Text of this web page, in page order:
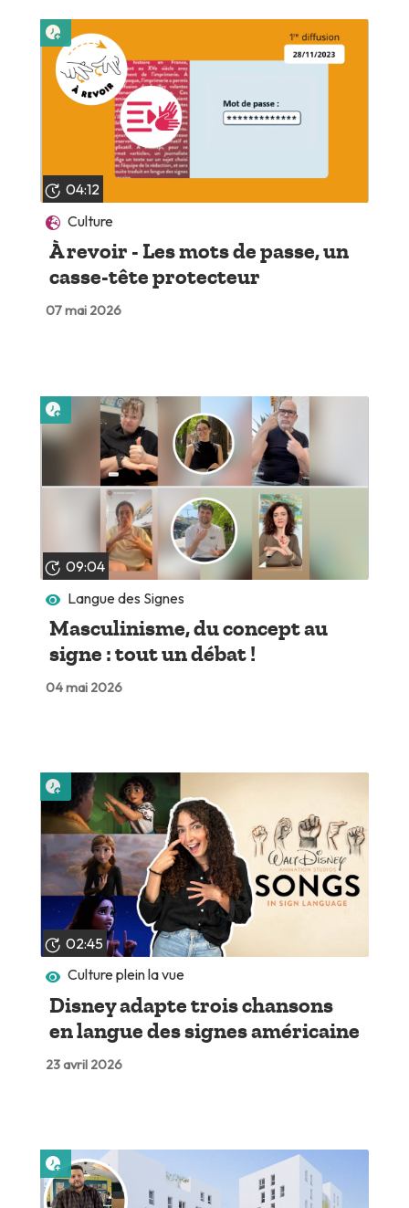
04:12
Culture
À revoir - Les mots de passe, un
casse-tête protecteur
07 mai 2026
09:04
Langue des Signes
Masculinisme, du concept au
signe : tout un débat !
04 mai 2026
Lire plus tard
02:45
Culture plein la vue
Disney adapte trois chansons
en langue des signes américaine
23 avril 2026
Lire plus tard
Lire plus tard